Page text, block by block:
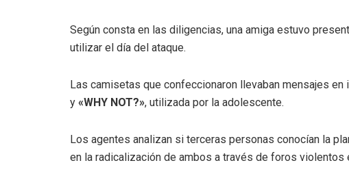
Según consta en las diligencias, una amiga estuvo
utilizar el día del ataque.
Las camisetas que confeccionaron llevaban mensajes en
y «WHY NOT?», utilizada por la adolescente.
Los agentes analizan si terceras personas conocían la
en la radicalización de ambos a través de foros violentos